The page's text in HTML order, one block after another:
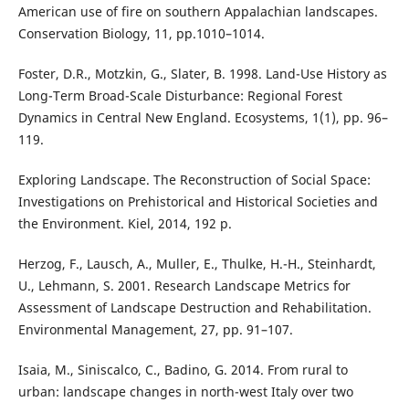
American use of fire on southern Appalachian landscapes.
Conservation Biology, 11, pp.1010–1014.
Foster, D.R., Motzkin, G., Slater, B. 1998. Land-Use History as
Long-Term Broad-Scale Disturbance: Regional Forest
Dynamics in Central New England. Ecosystems, 1(1), pp. 96–
119.
Exploring Landscape. The Reconstruction of Social Space:
Investigations on Prehistorical and Historical Societies and
the Environment. Kiel, 2014, 192 p.
Herzog, F., Lausch, A., Muller, E., Thulke, H.-H., Steinhardt,
U., Lehmann, S. 2001. Research Landscape Metrics for
Assessment of Landscape Destruction and Rehabilitation.
Environmental Management, 27, pp. 91–107.
Isaia, M., Siniscalco, C., Badino, G. 2014. From rural to
urban: landscape changes in north-west Italy over two